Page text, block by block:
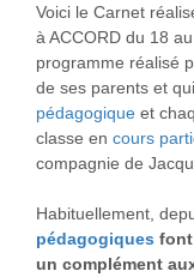
Voici le Carnet
à ACCORD du 18
programme réalisé
de ses parents et
pédagogique et
classe en cours
compagnie de
Habituellement,
pédagogiques
un complément